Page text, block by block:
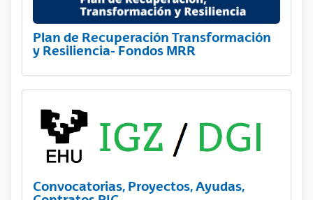
Plan de Recuperación Transformación
y Resiliencia- Fondos MRR
Convocatorias, Proyectos, Ayudas,